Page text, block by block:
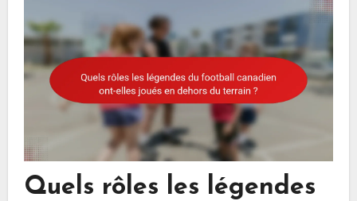
Quels rôles les légendes